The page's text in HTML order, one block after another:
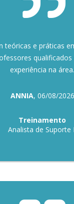
teóricas e práticas
experiência na área.
ANNIA, 06/08/2026
Treinamento
Analista de Suporte